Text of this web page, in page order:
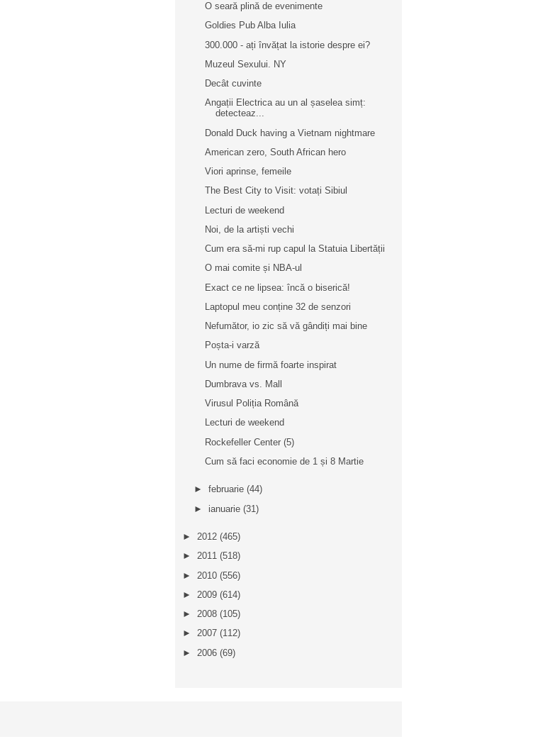
O seară plină de evenimente
Goldies Pub Alba Iulia
300.000 - ați învățat la istorie despre ei?
Muzeul Sexului. NY
Decât cuvinte
Angații Electrica au un al șaselea simț:
detecteaz...
Donald Duck having a Vietnam nightmare
American zero, South African hero
Viori aprinse, femeile
The Best City to Visit: votați Sibiul
Lecturi de weekend
Noi, de la artiști vechi
Cum era să-mi rup capul la Statuia Libertății
O mai comite și NBA-ul
Exact ce ne lipsea: încă o biserică!
Laptopul meu conține 32 de senzori
Nefumător, io zic să vă gândiți mai bine
Poșta-i varză
Un nume de firmă foarte inspirat
Dumbrava vs. Mall
Virusul Poliția Română
Lecturi de weekend
Rockefeller Center (5)
Cum să faci economie de 1 și 8 Martie
► februarie (44)
► ianuarie (31)
► 2012 (465)
► 2011 (518)
► 2010 (556)
► 2009 (614)
► 2008 (105)
► 2007 (112)
► 2006 (69)